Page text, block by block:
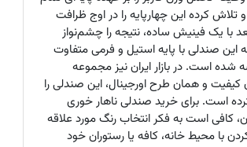
کرده این چهارپایه را در اوج ظرافت
با یک فینیش ساده، نتیجه را چشم‌نواز
این صندلی با پایه استیل و فرمی متفاوت
شده است. در بازار ایران نیز مجموعه
و همان طرح اورجینال، این صندلی را
است. برای خرید صندلی ناهار خوری
کافی است به فکر انتخاب رنگ مورد علاقه
با محیط خانه، کافه یا رستوران خود